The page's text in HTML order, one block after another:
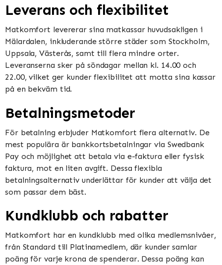
Leverans och flexibilitet
Matkomfort levererar sina matkassar huvudsakligen i
Mälardalen, inkluderande större städer som Stockholm,
Uppsala, Västerås, samt till flera mindre orter.
Leveranserna sker på söndagar mellan kl. 14.00 och
22.00, vilket ger kunder flexibilitet att motta sina kassar
på en bekväm tid​​​​.
Betalningsmetoder
För betalning erbjuder Matkomfort flera alternativ. De
mest populära är bankkortsbetalningar via Swedbank
Pay och möjlighet att betala via e-faktura eller fysisk
faktura, mot en liten avgift. Dessa flexibla
betalningsalternativ underlättar för kunder att välja det
som passar dem bäst​​.
Kundklubb och rabatter
Matkomfort har en kundklubb med olika medlemsnivåer,
från Standard till Platinamedlem, där kunder samlar
poäng för varje krona de spenderar. Dessa poäng kan